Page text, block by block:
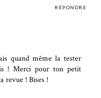
RÉPONDRE
quand même la tester
! Merci pour ton petit
revue ! Bises !